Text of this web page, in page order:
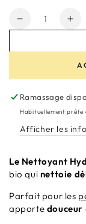
Quantité
Réduire
quantité
Bitter
Honey
de
Ramassage
Habituellement prête
Afficher les
Le Nettoyant
bio qui nettoie
Parfait pour les
apporte douceur